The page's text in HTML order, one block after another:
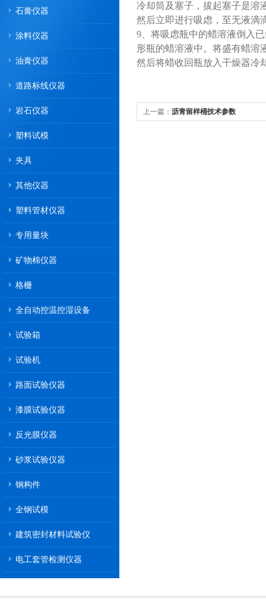
石膏仪器
涂料仪器
油膏仪器
道路标线仪器
岩石仪器
塑料试模
夹具
其他仪器
塑料管材仪器
专用量块
矿物棉仪器
格栅
全自动控温控湿设备
试验箱
试验机
路面试验仪器
漆膜试验仪器
反光膜仪器
砂浆试验仪器
钢构件
全钢试模
建筑密封材料试验仪
电工套管检测仪器
冷却筒及塞子，拔起塞子是溶
然后立即进行吸虑，至无液滴
9、将吸虑瓶中的蜡溶液倒入
形瓶的蜡溶液中。将盛有蜡溶
然后将蜡收回瓶放入干燥器冷
上一篇： 沥青留样桶技术参数